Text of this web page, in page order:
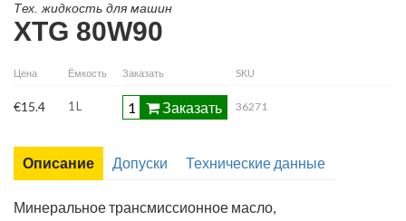
Тех. жидкость для машин
XTG 80W90
Цена Ёмкость Заказать SKU
€15.4 1 L Заказать 36271
Описание Допуски Технические данные
Минеральное трансмиссионное масло,
Паспорт безопасности химической продукции